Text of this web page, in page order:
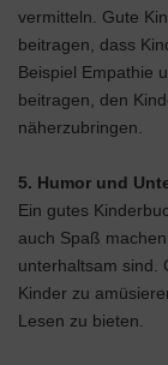
vermitteln. Gute
beitragen, dass
Beispiel Empathie
beitragen, den
näherzubringen.
5. Humor und
Ein gutes
auch Spaß
unterhaltsam sind.
Kinder zu
Lesen zu bieten.